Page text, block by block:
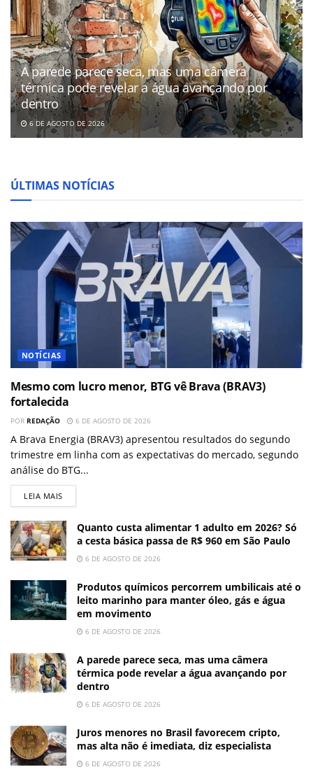
A parede parece seca, mas uma câmera
térmica pode revelar a água avançando por
dentro
6 DE AGOSTO DE 2026
ÚLTIMAS NOTÍCIAS
NOTÍCIAS
Mesmo com lucro menor, BTG vê Brava (BRAV3)
fortalecida
POR REDAÇÃO 6 DE AGOSTO DE 2026
A Brava Energia (BRAV3) apresentou resultados do segundo
trimestre em linha com as expectativas do mercado, segundo
análise do BTG...
LEIA MAIS
Quanto custa alimentar 1 adulto em 2026? Só
a cesta básica passa de R$ 960 em São Paulo
6 DE AGOSTO DE 2026
Produtos químicos percorrem umbilicais até o
leito marinho para manter óleo, gás e água
em movimento
6 DE AGOSTO DE 2026
A parede parece seca, mas uma câmera
térmica pode revelar a água avançando por
dentro
6 DE AGOSTO DE 2026
Juros menores no Brasil favorecem cripto,
mas alta não é imediata, diz especialista
6 DE AGOSTO DE 2026